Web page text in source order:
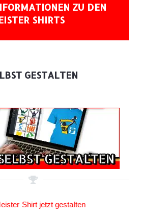
ZU DEN
SHIRTS
GESTALTEN
Shirt jetzt gestalten